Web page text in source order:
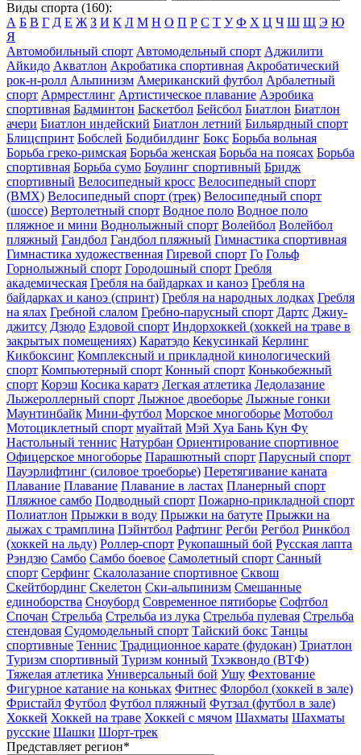
Виды спорта (160):
А Б В Г Д Е Ж З И К Л М Н О П Р С Т У Ф Х Ц Ч Ш Щ Э Ю
Я
Автомобильный спорт Автомодельный спорт Аджилити
Айкидо Акватлон Акробатика спортивная Акробатический
рок-н-ролл Альпинизм Американский футбол Арбалетный
спорт Армрестлинг Артистическое плавание Аэробика
спортивная Бадминтон Баскетбол Бейсбол Биатлон Биатлон
ачери Биатлон индейский Биатлон летний Бильярдный спорт
Блицспринт Бобслей Бодибилдинг Бокс Борьба вольная
Борьба греко-римская Борьба женская Борьба на поясах Борьба
спортивная Борьба сумо Боулинг спортивный Бридж
спортивный Велосипедный кросс Велосипедный спорт
(BMX) Велосипедный спорт (трек) Велосипедный спорт
(шоссе) Вертолетный спорт Водное поло Водное поло
пляжное и мини Воднолыжный спорт Волейбол Волейбол
пляжный Гандбол Гандбол пляжный Гимнастика спортивная
Гимнастика художественная Гиревой спорт Го Гольф
Горнолыжный спорт Городошный спорт Гребля
академическая Гребля на байдарках и каноэ Гребля на
байдарках и каноэ (спринт) Гребля на народных лодках Гребля
на ялах Гребной слалом Гребно-парусный спорт Дартс Джиу-
джитсу Дзюдо Ездовой спорт Индорхоккей (хоккей на траве в
закрытых помещениях) Каратэдо Кекусинкай Керлинг
Кикбоксинг Комплексный и прикладной кинологический
спорт Компьютерный спорт Конный спорт Конькобежный
спорт Корэш Косика каратэ Легкая атлетика Ледолазание
Лыжероллерный спорт Лыжное двоеборье Лыжные гонки
Маунтинбайк Мини-футбол Морское многоборье Мотобол
Мотоциклетный спорт муайтай Мэй Хуа Бань Кун Фу
Настольный теннис Натурбан Ориентирование cпортивное
Офицерское многоборье Парашютный спорт Парусный спорт
Пауэрлифтинг (силовое троеборье) Перетягивание каната
Плавание Плавание Плавание в ластах Планерный спорт
Пляжное самбо Подводный спорт Пожарно-прикладной спорт
Полиатлон Прыжки в воду Прыжки на батуте Прыжки на
лыжах с трамплина Пэйнтбол Рафтинг Регби Регбол Ринкбол
(хоккей на льду) Роллер-спорт Рукопашный бой Русская лапта
Рэндзю Самбо Самбо боевое Самолетный спорт Санный
спорт Серфинг Скалолазание спортивное Сквош
Скейтбординг Скелетон Ски-альпинизм Смешанные
единоборства Сноуборд Современное пятиборье Софтбол
Спочан Стрельба Стрельба из лука Стрельба пулевая Стрельба
стендовая Судомодельный спорт Тайский бокс Танцы
спортивные Теннис Традиционное карате (фудокан) Триатлон
Туризм cпортивный Туризм конный Тхэквондо (ВТФ)
Тяжелая атлетика Универсальный бой Ушу Фехтование
Фигурное катание на коньках Фитнес Флорбол (хоккей в зале)
Фристайл Футбол Футбол пляжный Футзал (футбол в зале)
Хоккей Хоккей на траве Хоккей с мячом Шахматы Шахматы
русские Шашки Шорт-трек
Представляет регион*